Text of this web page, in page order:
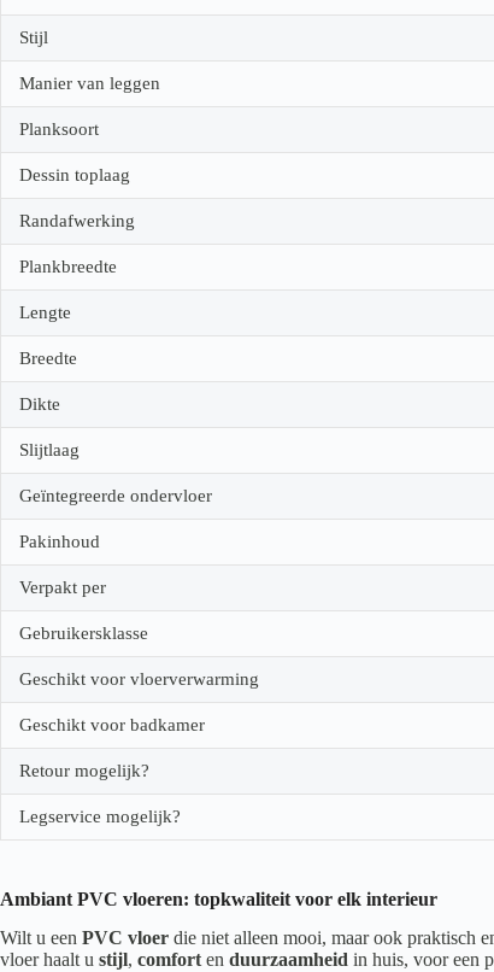
Stijl
Manier van leggen
Planksoort
Dessin toplaag
Randafwerking
Plankbreedte
Lengte
Breedte
Dikte
Slijtlaag
Geïntegreerde ondervloer
Pakinhoud
Verpakt per
Gebruikersklasse
Geschikt voor vloerverwarming
Geschikt voor badkamer
Retour mogelijk?
Legservice mogelijk?
Ambiant PVC vloeren: topkwaliteit voor elk interieur
Wilt u een PVC vloer die niet alleen mooi, maar ook praktisch
vloer haalt u stijl, comfort en duurzaamheid in huis, voor een